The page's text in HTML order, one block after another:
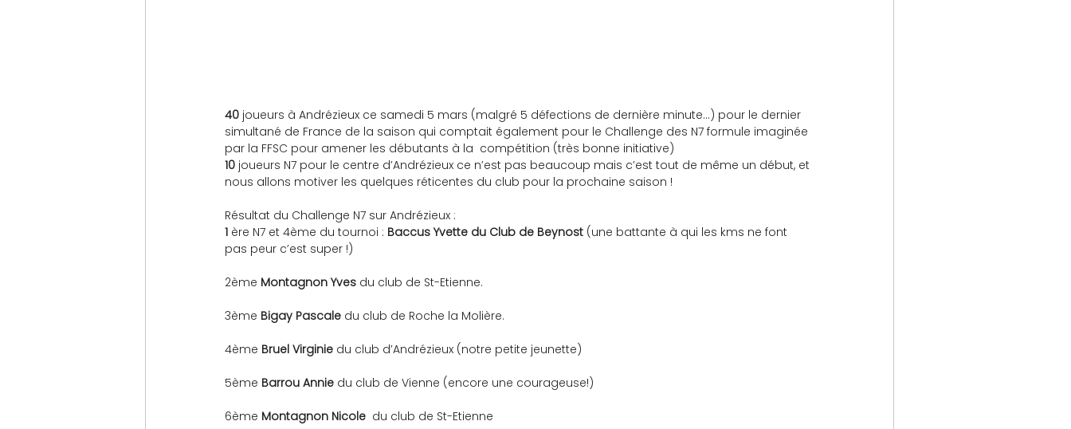
40 joueurs à Andrézieux ce samedi 5 mars (malgré 5 défections de dernière minute…) pour le dernier
simultané de France de la saison qui comptait également pour le Challenge des N7 formule imaginée
par la FFSC pour amener les débutants à la  compétition (très bonne initiative)
10 joueurs N7 pour le centre d’Andrézieux ce n’est pas beaucoup mais c’est tout de même un début, et
nous allons motiver les quelques réticentes du club pour la prochaine saison !
Résultat du Challenge N7 sur Andrézieux :
1 ère N7 et 4ème du tournoi : Baccus Yvette du Club de Beynost (une battante à qui les kms ne font
pas peur c’est super !)
2ème Montagnon Yves du club de St-Etienne.
3ème Bigay Pascale du club de Roche la Molière.
4ème Bruel Virginie du club d’Andrézieux (notre petite jeunette)
5ème Barrou Annie du club de Vienne (encore une courageuse!)
6ème Montagnon Nicole du club de St-Etienne